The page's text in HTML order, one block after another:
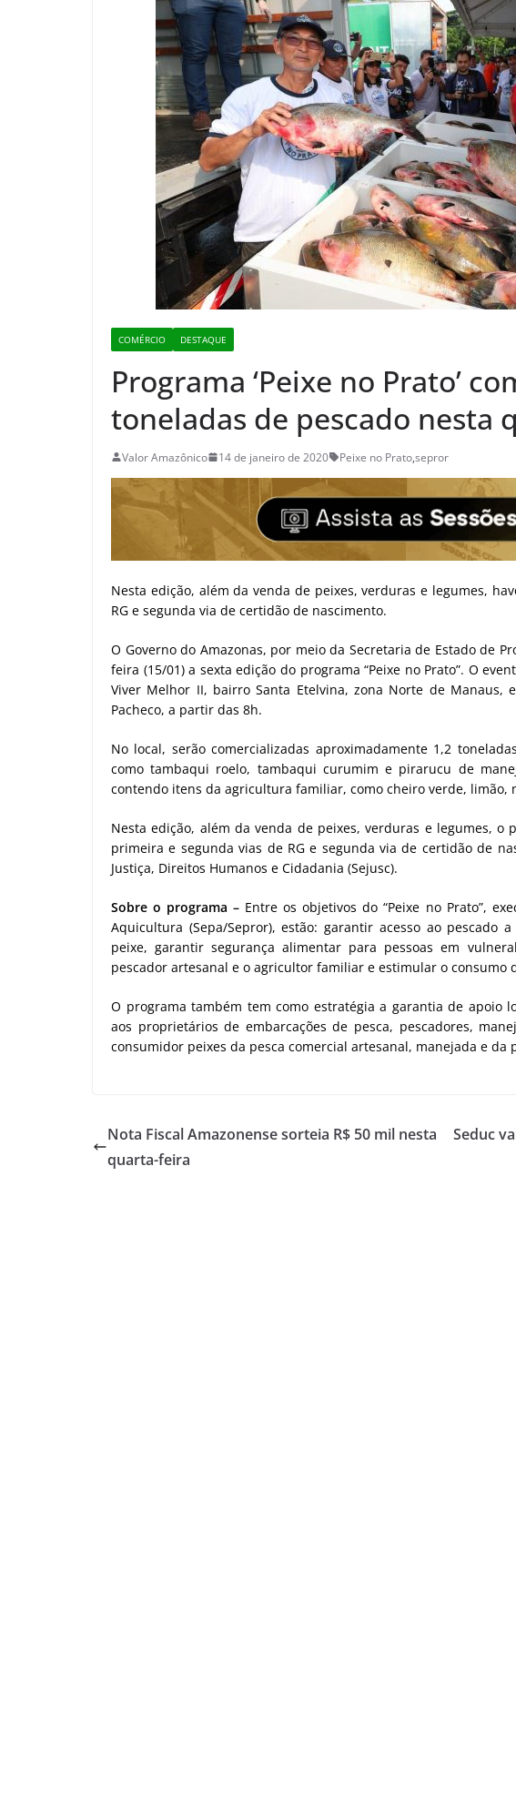
COMÉRCIO DESTAQUE
Programa ‘Peixe no Prato’
toneladas de pescado nesta
Valor Amazônico 14 de janeiro de 2020 Peixe no Prato,sepror
Nesta edição, além da venda de peixes, verduras e legumes,
RG e segunda via de certidão de nascimento.
O Governo do Amazonas, por meio da Secretaria de Estado de
feira (15/01) a sexta edição do programa “Peixe no Prato”. O
Viver Melhor II, bairro Santa Etelvina, zona Norte de Manaus,
Pacheco, a partir das 8h.
No local, serão comercializadas aproximadamente 1,2
como tambaqui roelo, tambaqui curumim e pirarucu de
contendo itens da agricultura familiar, como cheiro verde, limão,
Nesta edição, além da venda de peixes, verduras e legumes, o
primeira e segunda vias de RG e segunda via de certidão de
Justiça, Direitos Humanos e Cidadania (Sejusc).
Sobre o programa – Entre os objetivos do “Peixe no Prato”,
Aquicultura (Sepa/Sepror), estão: garantir acesso ao
peixe, garantir segurança alimentar para pessoas em
pescador artesanal e o agricultor familiar e estimular o consumo
O programa também tem como estratégia a garantia de apoio
aos proprietários de embarcações de pesca, pescadores,
consumidor peixes da pesca comercial artesanal, manejada e da
Nota Fiscal Amazonense sorteia R$ 50 mil nesta
quarta-feira
Seduc